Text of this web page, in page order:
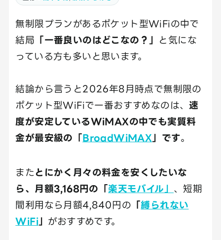
無制限プランがあるポケット型WiFiの中で
結局 「一番良いのはどこなの？」
と気にな
っている方も多いと思います。
結論から言うと2026年8月時点で無制限の
ポケット型WiFiで一番おすすめなのは、 速
度が安定しているWiMAXの中でも実質料
金が最安級の「BroadWiMAX 」です。
また とにかく月々の料金を安くしたいな
ら、月額3,168円の「楽天モバイル」 、短期
間利用なら月額4,840円の 「縛られない
WiFi」 がおすすめです。